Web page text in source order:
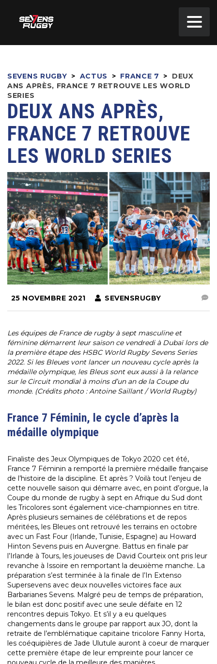
SEVENS RUGBY > ACTUS > FRANCE 7 >
DEUX
ANS APRÈS, FRANCE 7 RETROUVE LES WORLD
SERIES
DEUX ANS APRÈS,
FRANCE 7 RETROUVE
LES WORLD SERIES
25 NOVEMBRE 2021 SEVENSRUGBY
Les équipes de France de rugby à sept masculine et
féminine démarrent leur saison ce vendredi à Dubaï lors de
la première étape des HSBC World Rugby Sevens Series
2022. Si les Bleues vont lancer un nouveau cycle après la
médaille olympique, les Bleus sont eux aussi à la relance
sur le Circuit mondial à moins d’un an de la Coupe du
monde. (Crédits photo : Antoine Saillant / World Rugby)
France 7 Féminin, le cycle d’après la
médaille olympique
Finaliste des Jeux Olympiques de Tokyo 2020 cet été,
France 7 Féminin a remporté la première médaille française
de l’histoire de la discipline. Et après ? Voilà tout l’enjeu de
cette nouvelle saison qui démarre avec, en point d’orgue, la
Coupe du monde de rugby à sept en Afrique du Sud dont
les Tricolores sont également vice-championnes en titre.
Après plusieurs semaines de célébrations et de repos
méritées, les Bleues ont retrouvé les terrains en octobre
avec un Fast Four (Irlande, Tunisie, Espagne) au Howard
Hinton Sevens puis en Auvergne. Battus en finale par
l’Irlande à Tours, les joueuses de David Courteix ont pris leur
revanche à Issoire en remportant la deuxième manche. La
préparation s’est terminée à la finale de l’In Extenso
Supersevens avec deux nouvelles victoires face aux
Barbarianes Sevens. Malgré peu de temps de préparation,
le bilan est donc positif avec une seule défaite en 12
rencontres depuis Tokyo. Et s’il y a eu quelques
changements dans le groupe par rapport aux JO, dont la
retraite de l’emblématique capitaine tricolore Fanny Horta,
les coéquipières de Jade Ulutule auront à coeur de marquer
cette première étape de leur empreinte pour lancer ce